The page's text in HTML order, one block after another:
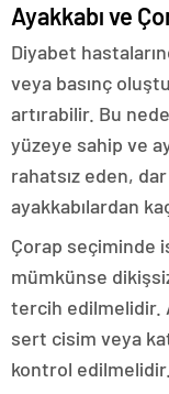
Ayakkabı ve
Diyabet
veya basınç
artırabilir. Bu
yüzeye sahip ve
rahatsız eden,
ayakkabılardan
Çorap seçiminde
mümkünse
tercih edilmelidir.
sert cisim veya
kontrol edilmelidir.